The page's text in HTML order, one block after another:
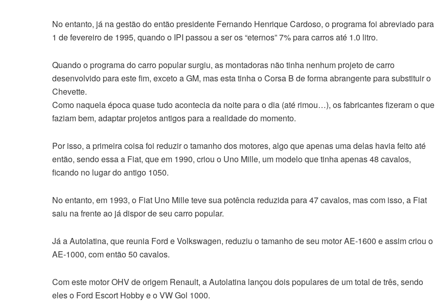
No entanto, já na gestão do então presidente Fernando Henrique Cardoso, o programa foi abreviado para
1 de fevereiro de 1995, quando o IPI passou a ser os “eternos” 7% para carros até 1.0 litro.
Quando o programa do carro popular surgiu, as montadoras não tinha nenhum projeto de carro
desenvolvido para este fim, exceto a GM, mas esta tinha o Corsa B de forma abrangente para substituir o
Chevette.
Como naquela época quase tudo acontecia da noite para o dia (até rimou…), os fabricantes fizeram o que
faziam bem, adaptar projetos antigos para a realidade do momento.
Por isso, a primeira coisa foi reduzir o tamanho dos motores, algo que apenas uma delas havia feito até
então, sendo essa a Fiat, que em 1990, criou o Uno Mille, um modelo que tinha apenas 48 cavalos,
ficando no lugar do antigo 1050.
No entanto, em 1993, o Fiat Uno Mille teve sua potência reduzida para 47 cavalos, mas com isso, a Fiat
saiu na frente ao já dispor de seu carro popular.
Já a Autolatina, que reunia Ford e Volkswagen, reduziu o tamanho de seu motor AE-1600 e assim criou o
AE-1000, com então 50 cavalos.
Com este motor OHV de origem Renault, a Autolatina lançou dois populares de um total de três, sendo
eles o Ford Escort Hobby e o VW Gol 1000.